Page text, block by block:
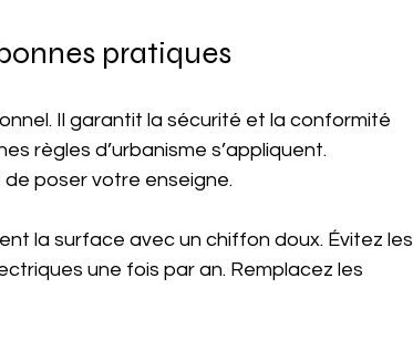
pratiques
Il garantit la sécurité et la conformité
règles d’urbanisme s’appliquent.
poser votre enseigne.
la surface avec un chiffon doux. Évitez les
une fois par an. Remplacez les